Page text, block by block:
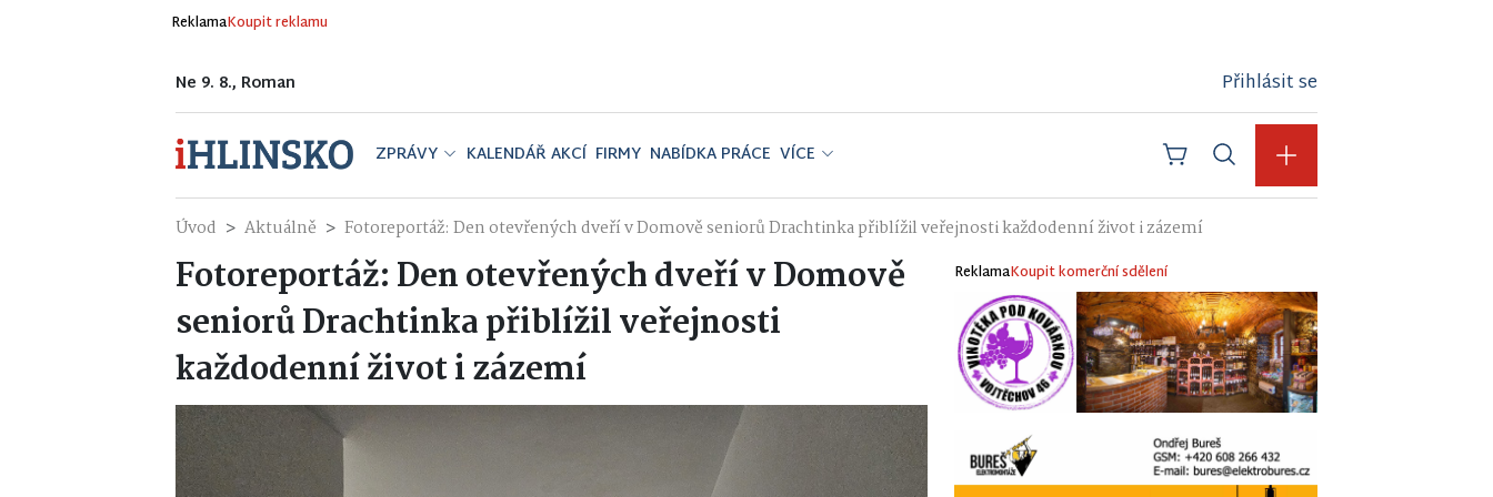
ReklamaKoupit reklamu
Ne 9. 8., Roman Přihlásit se
ZPRÁVY KALENDÁŘ AKCÍ FIRMY NABÍDKA PRÁCE VÍCE
Úvod Aktuálně Fotoreportáž: Den otevřených dveří v Domově seniorů Drachtinka přiblížil veřejnosti každodenní život i zázemí
Fotoreportáž: Den otevřených dveří v Domově
seniorů Drachtinka přiblížil veřejnosti
každodenní život i zázemí
ReklamaKoupit komerční sdělení